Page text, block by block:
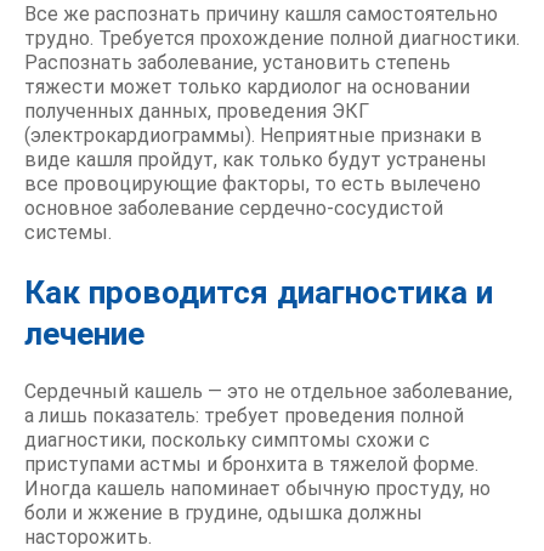
Все же распознать причину кашля самостоятельно
трудно. Требуется прохождение полной диагностики.
Распознать заболевание, установить степень
тяжести может только кардиолог на основании
полученных данных, проведения ЭКГ
(электрокардиограммы). Неприятные признаки в
виде кашля пройдут, как только будут устранены
все провоцирующие факторы, то есть вылечено
основное заболевание сердечно-сосудистой
системы.
Как проводится диагностика и
лечение
Сердечный кашель — это не отдельное заболевание,
а лишь показатель: требует проведения полной
диагностики, поскольку симптомы схожи с
приступами астмы и бронхита в тяжелой форме.
Иногда кашель напоминает обычную простуду, но
боли и жжение в грудине, одышка должны
насторожить.